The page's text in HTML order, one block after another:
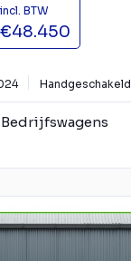
incl. BTW
€48.450
Handgeschakeld